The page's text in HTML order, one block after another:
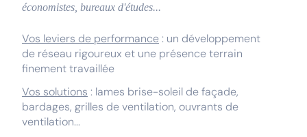
économistes, bureaux d'études...
Vos leviers de performance: un développement
de réseau rigoureux et une présence terrain
finement travaillée
Vos solutions : lames brise-soleil de façade,
bardages, grilles de ventilation, ouvrants de
ventilation...